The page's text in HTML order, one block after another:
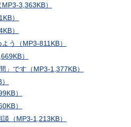
3,363KB）
）
）
う（MP3-811KB）
）
」です（MP3-1,377KB）
）
）
（MP3-1,213KB）